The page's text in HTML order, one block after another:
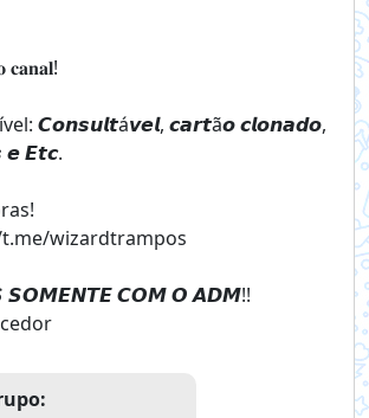
𝘾𝙤𝙣𝙨𝙪𝙡𝙩á𝙫𝙚𝙡, 𝙘𝙖𝙧𝙩ã𝙤 𝙘𝙡𝙤𝙣𝙖𝙙𝙤,
𝙚 𝙀𝙩𝙘.
wizardtrampos
𝘾𝙊𝙈 𝙊 𝘼𝘿𝙈!!